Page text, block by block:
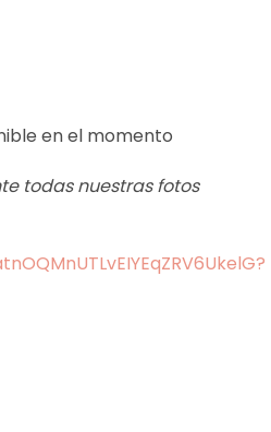
en el momento
todas nuestras fotos